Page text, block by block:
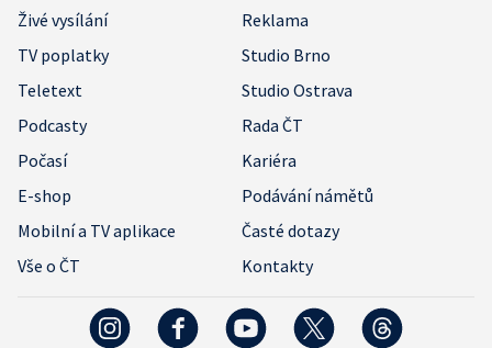
Živé vysílání
Reklama
TV poplatky
Studio Brno
Teletext
Studio Ostrava
Podcasty
Rada ČT
Počasí
Kariéra
E-shop
Podávání námětů
Mobilní a TV aplikace
Časté dotazy
Vše o ČT
Kontakty